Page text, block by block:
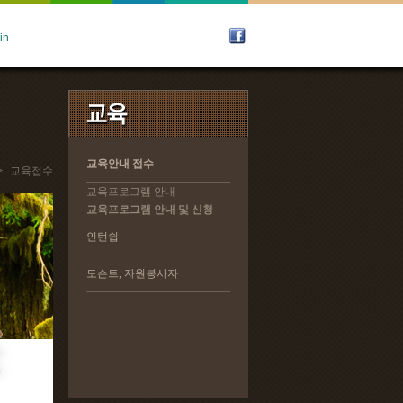
교육안내 접수
교육프로그램 안내
교육프로그램 안내 및 신청
인턴쉽
도슨트, 자원봉사자
교육안내 접수
교육프로그램 안내
교육프로그램 안내 및 신청
인턴쉽
도슨트, 자원봉사자
교육접수